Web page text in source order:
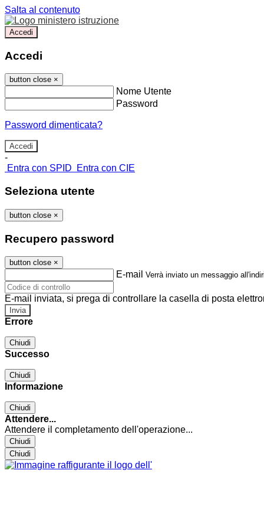
Salta al contenuto
Accedi
Accedi
button close ×
Nome Utente
Password
Password dimenticata?
-
Entra con SPID
Entra con CIE
Seleziona utente
button close ×
Recupero password
button close ×
E-mail Verrà inviato un messaggio
E-mail inviata, si prega di controllare la casella di posta
Errore
Chiudi
Successo
Chiudi
Informazione
Chiudi
Attendere...
Attendere il completamento dell'operazione...
Chiudi
Chiudi